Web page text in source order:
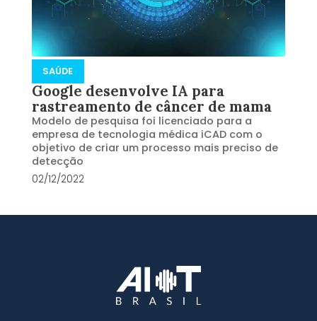
SAÚDE
Google desenvolve IA para
rastreamento de câncer de mama
Modelo de pesquisa foi licenciado para a
empresa de tecnologia médica iCAD com o
objetivo de criar um processo mais preciso de
detecção
02/12/2022